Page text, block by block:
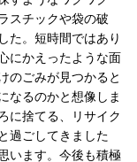
スチックや袋の破
た。短時間ではあり
にかえったような面
のごみが見つかると
なるのかと想像しま
に捨てる、リサイク
過ごしてきました
います。今後も積極